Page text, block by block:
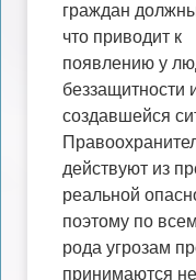
граждан
что приводит к
появлению у
беззащитности
создавшейся
действуют из
реальной
поэтому по
рода угрозам
принимаются